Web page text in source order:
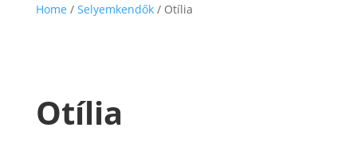
Home / Selyemkendők/ Otília
Otília